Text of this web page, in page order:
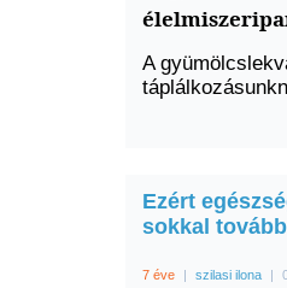
A
Ezért
sokkal
7 éve | szilasi ilona |